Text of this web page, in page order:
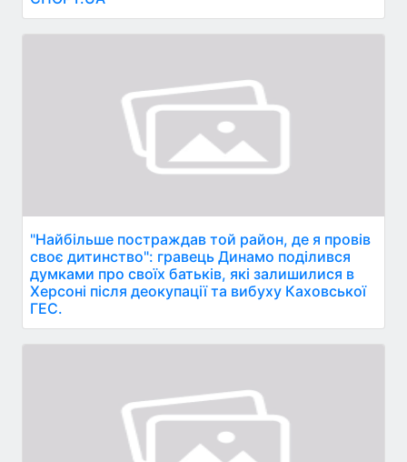
"Найбільше постраждав той район, де я провів
своє дитинство": гравець Динамо поділився
думками про своїх батьків, які залишилися в
Херсоні після деокупації та вибуху Каховської
ГЕС.